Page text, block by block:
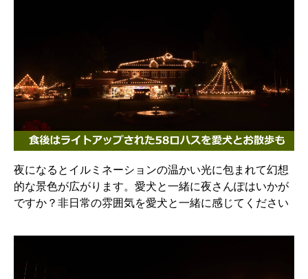
夜になるとイルミネーションの温かい光に包まれて幻想
的な景色が広がります。愛犬と一緒に夜さんぽはいかが
ですか？非日常の雰囲気を愛犬と一緒に感じてください